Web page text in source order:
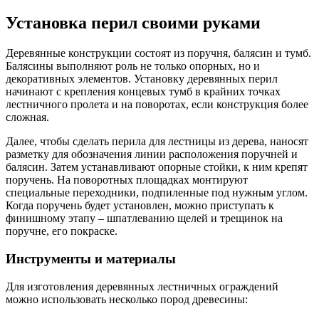
Установка перил своими руками
Деревянные конструкции состоят из поручня, балясин и тумб.
Балясины выполняют роль не только опорных, но и
декоративных элементов. Установку деревянных перил
начинают с крепления концевых тумб в крайних точках
лестничного пролета и на поворотах, если конструкция более
сложная.
Далее, чтобы сделать перила для лестницы из дерева, наносят
разметку для обозначения линии расположения поручней и
балясин. Затем устанавливают опорные стойки, к ним крепят
поручень. На поворотных площадках монтируют
специальные переходники, подпиленные под нужным углом.
Когда поручень будет установлен, можно приступать к
финишному этапу – шпатлеванию щелей и трещинок на
поручне, его покраске.
Инструменты и материалы
Для изготовления деревянных лестничных ограждений
можно использовать несколько пород древесины: